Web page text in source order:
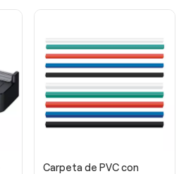
Carpeta de PVC con